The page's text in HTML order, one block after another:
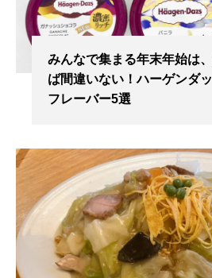
みんなで集まる年末年始は
ば間違いない！ハーゲンダ
フレーバー5選